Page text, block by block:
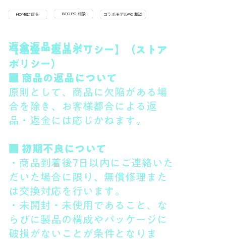
HOMEに戻る BTO PC 相談 コラボモデルPC 相談
返金返品ポリシー
【返金・返品ポリシー】（ストア
ポリシー）
■ 商品の返品について
原則として、商品に欠陥がある場
合を除き、お客様都合による返
品・返金には応じかねます。
■ 初期不良について
・商品到着後7日以内にご連絡いた
だいた場合に限り、無償修理また
は交換対応を行います。
・未開封・未使用であること、な
らびに製品の構成やパッケージに
破損がないことが条件となりま